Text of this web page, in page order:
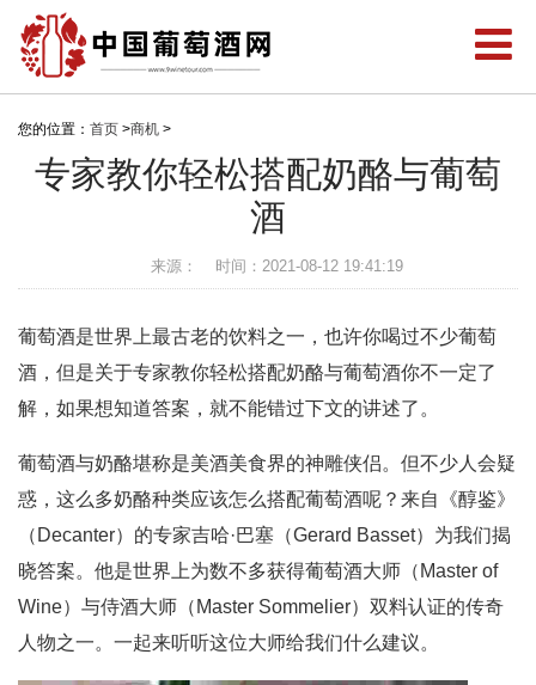
您的位置： 首页 >商机 >
专家教你轻松搭配奶酪与葡萄
酒
来源： 时间：2021-08-12 19:41:19
葡萄酒是世界上最古老的饮料之一，也许你喝过不少葡萄
酒，但是关于专家教你轻松搭配奶酪与葡萄酒你不一定了
解，如果想知道答案，就不能错过下文的讲述了。
葡萄酒与奶酪堪称是美酒美食界的神雕侠侣。但不少人会疑
惑，这么多奶酪种类应该怎么搭配葡萄酒呢？来自《醇鉴》
（Decanter）的专家吉哈·巴塞（Gerard Basset）为我们揭
晓答案。他是世界上为数不多获得葡萄酒大师（Master of
Wine）与侍酒大师（Master Sommelier）双料认证的传奇
人物之一。一起来听听这位大师给我们什么建议。